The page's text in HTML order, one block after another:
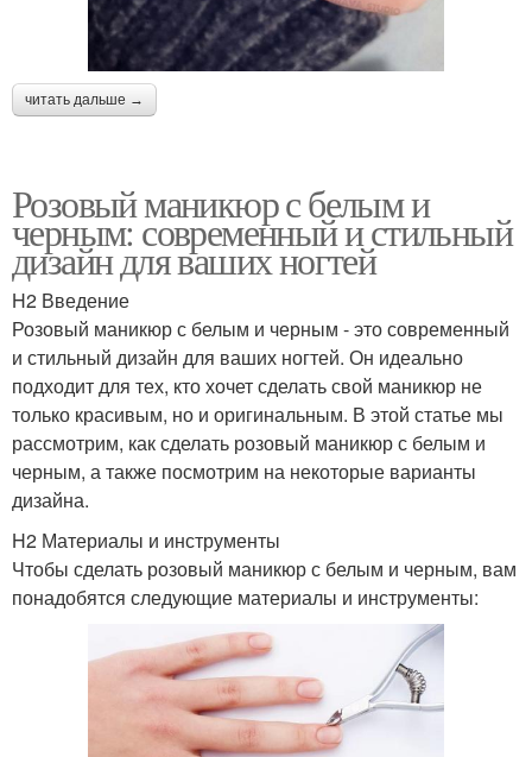
читать дальше →
Розовый маникюр с белым и
черным: современный и стильный
дизайн для ваших ногтей
H2 Введение
Розовый маникюр с белым и черным - это современный
и стильный дизайн для ваших ногтей. Он идеально
подходит для тех, кто хочет сделать свой маникюр не
только красивым, но и оригинальным. В этой статье мы
рассмотрим, как сделать розовый маникюр с белым и
черным, а также посмотрим на некоторые варианты
дизайна.
H2 Материалы и инструменты
Чтобы сделать розовый маникюр с белым и черным, вам
понадобятся следующие материалы и инструменты: